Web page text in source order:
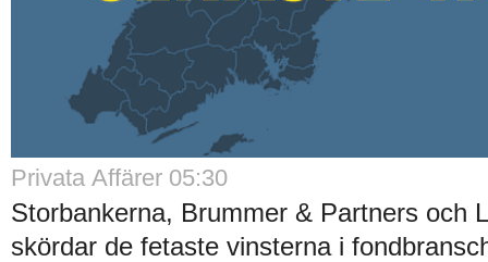
Privata Affärer 05:30
Storbankerna, Brummer & Partners och
skördar de fetaste vinsterna i